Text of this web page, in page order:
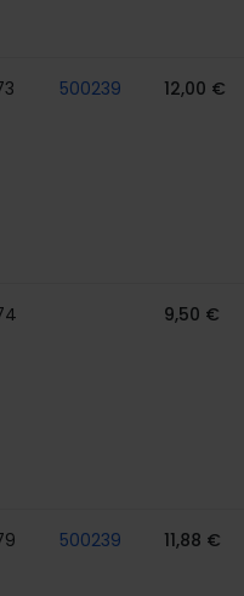
500239 12,00 €
9,50 €
500239 11,88 €